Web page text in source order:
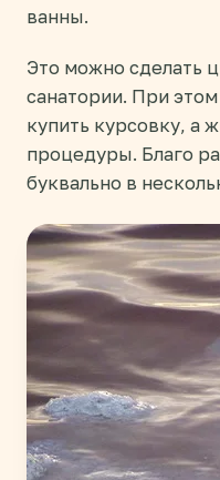
ванны.
Это можно сделать
санатории. При
купить курсовку, а
процедуры. Благо
буквально в